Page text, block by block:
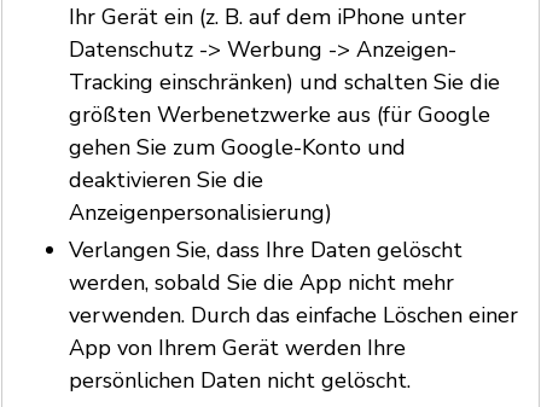
Ihr Gerät ein (z. B. auf dem iPhone unter
Datenschutz -> Werbung -> Anzeigen-
Tracking einschränken) und schalten Sie die
größten Werbenetzwerke aus (für Google
gehen Sie zum Google-Konto und
deaktivieren Sie die
Anzeigenpersonalisierung)
Verlangen Sie, dass Ihre Daten gelöscht
werden, sobald Sie die App nicht mehr
verwenden. Durch das einfache Löschen einer
App von Ihrem Gerät werden Ihre
persönlichen Daten nicht gelöscht.